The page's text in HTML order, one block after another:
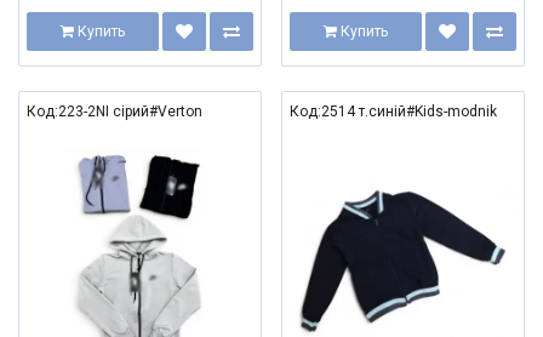
Купить Купить
Код:223-2NI сірий#Verton Код:2514 т.синій#Kids-modnik